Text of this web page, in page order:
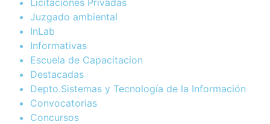
Juzgado ambiental
InLab
Informativas
Escuela de Capacitacion
Destacadas
Depto.Sistemas y Tecnología de la Información
Convocatorias
Concursos